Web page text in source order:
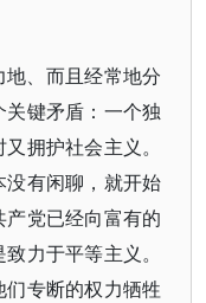
、而且经常地分
键矛盾：一个独
拥护社会主义。
有闲聊，就开始
党已经向富有的
力于平等主义。
专断的权力牺牲